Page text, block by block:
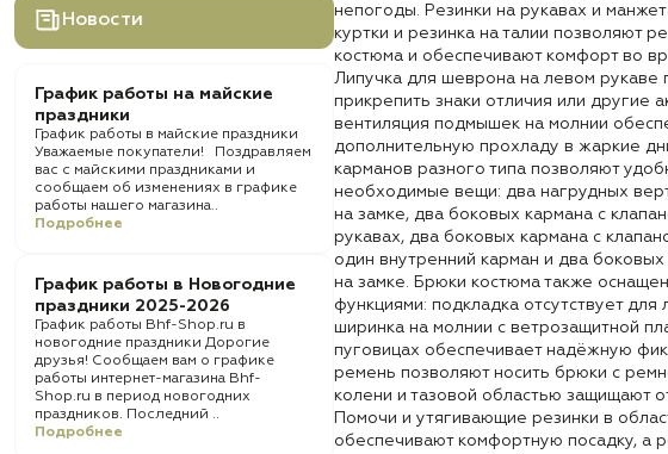
Новости
График работы на майские
праздники
График работы в майские праздники
Уважаемые покупатели! Поздравляем
вас с майскими праздниками и
сообщаем об изменениях в графике
работы нашего магазина..
Подробнее
График работы в Новогодние
праздники 2025-2026
График работы Bhf-Shop.ru в
новогодние праздники Дорогие
друзья! Сообщаем вам о графике
работы интернет-магазина Bhf-
Shop.ru в период новогодних
праздников. Последний ..
Подробнее
непогоды. Резинки на рукавах и
куртки и резинка на талии позволяют
костюма и обеспечивают комфорт во
Липучка для шеврона на левом рукаве
прикрепить знаки отличия или другие
вентиляция подмышек на молнии
дополнительную прохладу в жаркие
карманов разного типа позволяют
необходимые вещи: два нагрудных
на замке, два боковых кармана с
рукавах, два боковых кармана с
один внутренний карман и два
на замке. Брюки костюма также
функциями: подкладка отсутствует для
ширинка на молнии с ветрозащитной
пуговицах обеспечивает надёжную
ремень позволяют носить брюки с
колени и тазовой областью защищают
Помочи и утягивающие резинки в
обеспечивают комфортную посадку, а